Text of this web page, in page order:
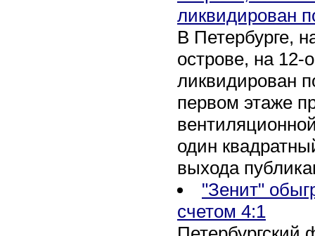
ликвидирован
В Петербурге,
острове, на 12-
ликвидирован
первом этаже
один
выхода
"Зенит"
счетом 4:1